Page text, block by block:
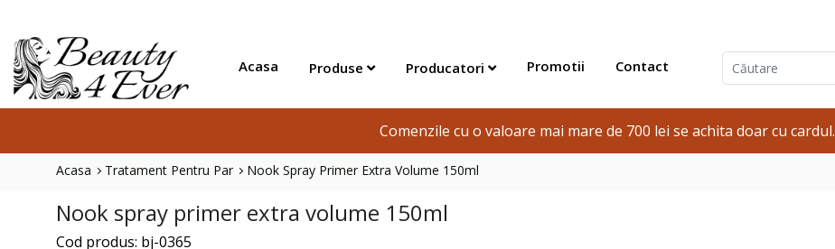
Acasa Produse Producatori Promotii Contact
Comenzile cu o valoare mai mare de 700 lei se achita doar cu cardul.
Acasa Tratament Pentru Par Nook Spray Primer Extra Volume 150ml
Nook spray primer extra volume 150ml
Cod produs: bj-0365